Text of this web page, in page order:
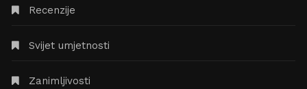
Recenzije
Svijet umjetnosti
Zanimljivosti